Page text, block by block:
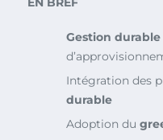
Gestion durable
Intégration des
durable
Adoption du